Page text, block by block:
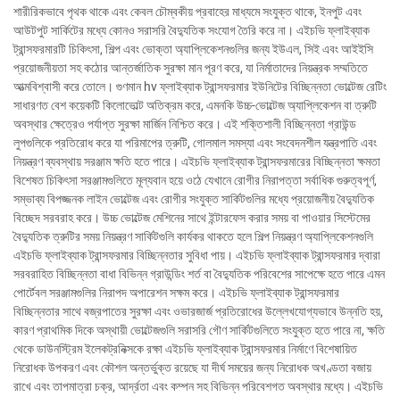
শারীরিকভাবে পৃথক থাকে এবং কেবল চৌম্বকীয় প্রবাহের মাধ্যমে সংযুক্ত থাকে, ইনপুট এবং
আউটপুট সার্কিটের মধ্যে কোনও সরাসরি বৈদ্যুতিক সংযোগ তৈরি করে না। এইচভি ফ্লাইব্যাক
ট্রান্সফরমারটি চিকিৎসা, শিল্প এবং ভোক্তা অ্যাপ্লিকেশনগুলির জন্য ইউএল, সিই এবং আইইসি
প্রয়োজনীয়তা সহ কঠোর আন্তর্জাতিক সুরক্ষা মান পূরণ করে, যা নির্মাতাদের নিয়ন্ত্রক সম্মতিতে
আত্মবিশ্বাসী করে তোলে। গুণমান hv ফ্লাইব্যাক ট্রান্সফরমার ইউনিটের বিচ্ছিন্নতা ভোল্টেজ রেটিং
সাধারণত বেশ কয়েকটি কিলোভোল্ট অতিক্রম করে, এমনকি উচ্চ-ভোল্টেজ অ্যাপ্লিকেশন বা ত্রুটি
অবস্থার ক্ষেত্রেও পর্যাপ্ত সুরক্ষা মার্জিন নিশ্চিত করে। এই শক্তিশালী বিচ্ছিন্নতা গ্রাউন্ড
লুপগুলিকে প্রতিরোধ করে যা পরিমাপের ত্রুটি, গোলমাল সমস্যা এবং সংবেদনশীল যন্ত্রপাতি এবং
নিয়ন্ত্রণ ব্যবস্থায় সরঞ্জাম ক্ষতি হতে পারে। এইচভি ফ্লাইব্যাক ট্রান্সফরমারের বিচ্ছিন্নতা ক্ষমতা
বিশেষত চিকিৎসা সরঞ্জামগুলিতে মূল্যবান হয়ে ওঠে যেখানে রোগীর নিরাপত্তা সর্বাধিক গুরুত্বপূর্ণ,
সম্ভাব্য বিপজ্জনক লাইন ভোল্টেজ এবং রোগীর সংযুক্ত সার্কিটগুলির মধ্যে প্রয়োজনীয় বৈদ্যুতিক
বিচ্ছেদ সরবরাহ করে। উচ্চ ভোল্টেজ মেশিনের সাথে ইন্টারফেস করার সময় বা পাওয়ার সিস্টেমের
বৈদ্যুতিক ত্রুটির সময় নিয়ন্ত্রণ সার্কিটগুলি কার্যকর থাকতে হলে শিল্প নিয়ন্ত্রণ অ্যাপ্লিকেশনগুলি
এইচভি ফ্লাইব্যাক ট্রান্সফরমার বিচ্ছিন্নতার সুবিধা পায়। এইচভি ফ্লাইব্যাক ট্রান্সফরমার দ্বারা
সরবরাহিত বিচ্ছিন্নতা বাধা বিভিন্ন গ্রাউন্ডিং শর্ত বা বৈদ্যুতিক পরিবেশের সাপেক্ষে হতে পারে এমন
পোর্টেবল সরঞ্জামগুলির নিরাপদ অপারেশন সক্ষম করে। এইচভি ফ্লাইব্যাক ট্রান্সফরমার
বিচ্ছিন্নতার সাথে বজ্রপাতের সুরক্ষা এবং ওভারজার্জ প্রতিরোধের উল্লেখযোগ্যভাবে উন্নতি হয়,
কারণ প্রাথমিক দিকে অস্থায়ী ভোল্টেজগুলি সরাসরি গৌণ সার্কিটগুলিতে সংযুক্ত হতে পারে না, ক্ষতি
থেকে ডাউনস্ট্রিম ইলেকট্রনিক্সকে রক্ষা এইচভি ফ্লাইব্যাক ট্রান্সফরমার নির্মাণে বিশেষায়িত
নিরোধক উপকরণ এবং কৌশল অন্তর্ভুক্ত রয়েছে যা দীর্ঘ সময়ের জন্য নিরোধক অখণ্ডতা বজায়
রাখে এবং তাপমাত্রা চক্র, আর্দ্রতা এবং কম্পন সহ বিভিন্ন পরিবেশগত অবস্থার মধ্যে। এইচভি